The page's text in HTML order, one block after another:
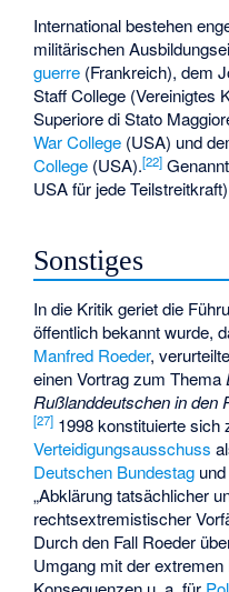
International bestehen
militärischen
guerre (Frankreich), dem
Staff College (Vereinigtes
Superiore di Stato
War College (USA) und
College (USA).[22]
USA für jede
Sonstiges
In die Kritik geriet die
öffentlich bekannt wurde,
Manfred Roeder,
einen Vortrag zum Thema
Rußlanddeutschen in den
[27] 1998 konstituierte sich
Verteidigungsausschuss
Deutschen Bundestag
„Abklärung tatsächlicher
rechtsextremistischer
Durch den Fall Roeder
Umgang mit der